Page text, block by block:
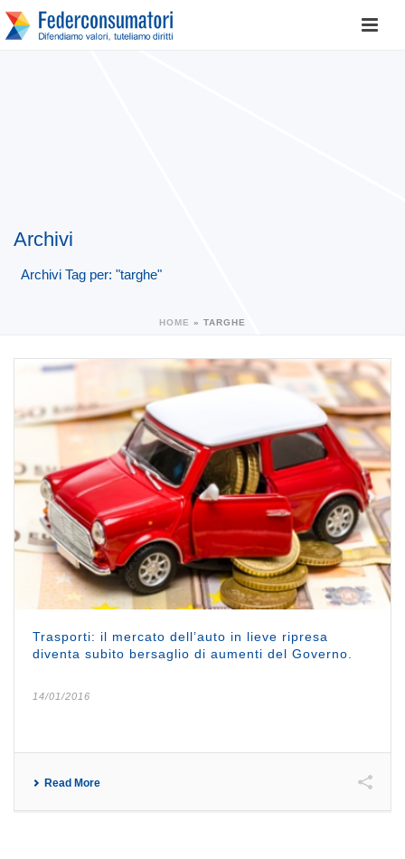
Archivi
Archivi Tag per: "targhe"
HOME » TARGHE
Trasporti: il mercato dell’auto in lieve ripresa
diventa subito bersaglio di aumenti del Governo.
14/01/2016
Read More